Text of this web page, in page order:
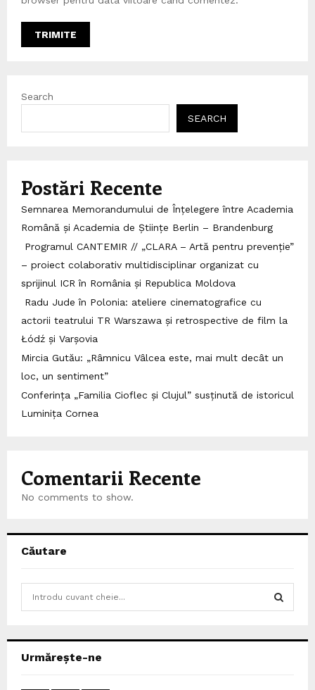
Search
SEARCH
Postări Recente
Semnarea Memorandumului de Înțelegere între Academia
Română și Academia de Științe Berlin – Brandenburg
Programul CANTEMIR // „CLARA – Artă pentru prevenție”
– proiect colaborativ multidisciplinar organizat cu
sprijinul ICR în România și Republica Moldova
Radu Jude în Polonia: ateliere cinematografice cu
actorii teatrului TR Warszawa și retrospective de film la
Łódź și Varșovia
Mircia Gutău: „Râmnicu Vâlcea este, mai mult decât un
loc, un sentiment”
Conferința „Familia Cioflec și Clujul” susținută de istoricul
Luminița Cornea
Comentarii Recente
No comments to show.
Căutare
h
Urmărește-ne